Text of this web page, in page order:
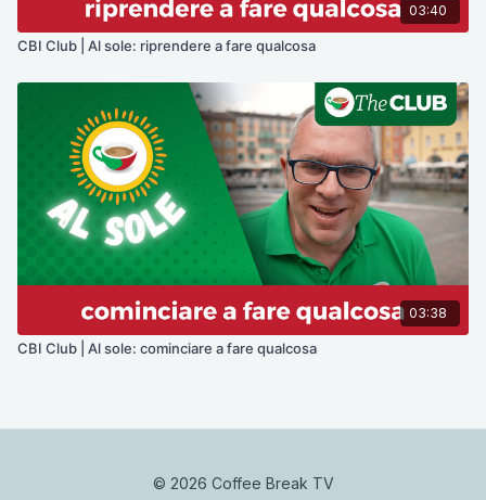
03:40
CBI Club | Al sole: riprendere a fare qualcosa
03:38
CBI Club | Al sole: cominciare a fare qualcosa
© 2026 Coffee Break TV